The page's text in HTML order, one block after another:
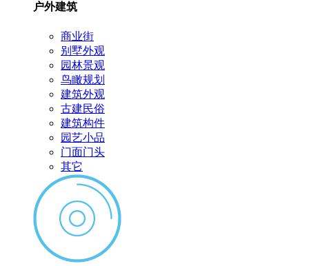
户外建筑
商业街
别墅外观
园林景观
鸟瞰规划
建筑外观
古建民俗
建筑构件
园艺小品
门面门头
其它